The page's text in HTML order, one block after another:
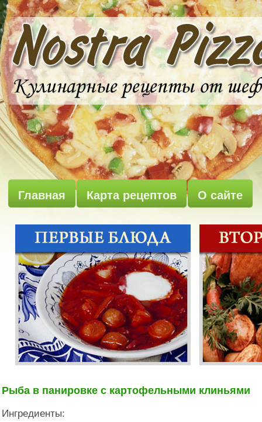
Главная Карта рецептов О сайте
Рыба в панировке с картофельными клиньями
Ингредиенты: